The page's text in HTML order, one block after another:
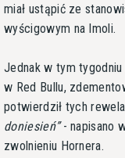
miał ustąpić ze
wyścigowym na Imoli.
Jednak w tym
w Red Bullu,
potwierdził tych
doniesień - napisano
zwolnieniu Hornera.